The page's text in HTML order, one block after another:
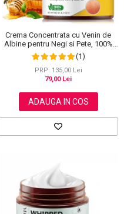
Crema Concentrata cu Venin de
Albine pentru Negi si Pete, 100%
Naturala, 120 g
(1)
PRP: 135,00 Lei
79,00 Lei
ADAUGA IN COS